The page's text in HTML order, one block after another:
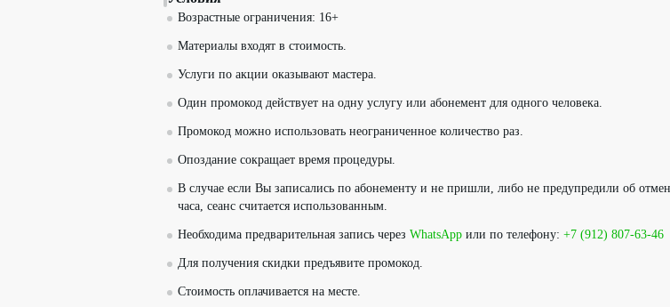
Возрастные ограничения: 16+
Материалы входят в стоимость.
Услуги по акции оказывают мастера.
Один промокод действует на одну услугу или абонемент для одного человека.
Промокод можно использовать неограниченное количество раз.
Опоздание сокращает время процедуры.
В случае если Вы записались по абонементу и не пришли, либо не предупредили об
часа, сеанс считается использованным.
Необходима предварительная запись через WhatsApp или по телефону: +7 (912) 807-63-46
Для получения скидки предъявите промокод.
Стоимость оплачивается на месте.